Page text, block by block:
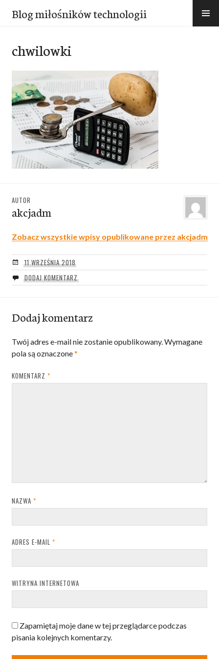
Blog miłośników technologii
chwilowki
AUTOR
akcjadm
Zobacz wszystkie wpisy opublikowane przez akcjadm
11 WRZEŚNIA 2018
DODAJ KOMENTARZ
Dodaj komentarz
Twój adres e-mail nie zostanie opublikowany.Wymagane
pola są oznaczone*
KOMENTARZ *
NAZWA *
ADRES E-MAIL *
WITRYNA INTERNETOWA
Zapamiętaj moje dane w tej przeglądarce podczas
pisania kolejnych komentarzy.